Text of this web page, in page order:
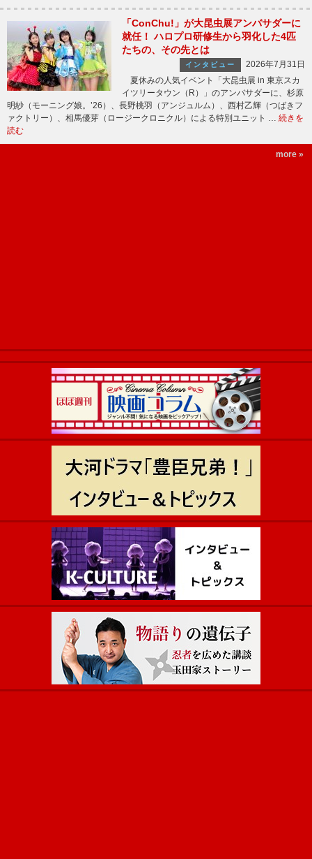
「ConChu!」が大昆虫展アンバサダーに
就任！ ハロプロ研修生から羽化した4匹
たちの、その先とは
インタビュー
2026年7月31日
夏休みの人気イベント「大昆虫展 in 東京スカ
イツリータウン（R）」のアンバサダーに、杉原
明紗（モーニング娘。’26）、長野桃羽（アンジュルム）、西村乙輝（つばきフ
ァクトリー）、相馬優芽（ロージークロニクル）による特別ユニット … 続きを
読む
more »